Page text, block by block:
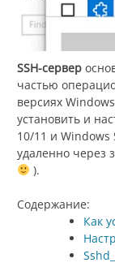
SSH-сервер
частью
версиях
установить и
10/11 и Windows
удаленно через
).
Содержание:
Как